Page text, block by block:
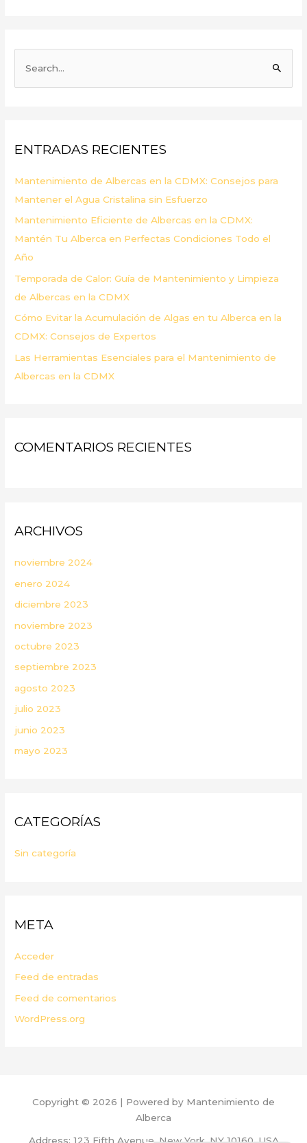
r
o
r
:
ENTRADAS RECIENTES
Mantenimiento de Albercas en la CDMX: Consejos para
Mantener el Agua Cristalina sin Esfuerzo
Mantenimiento Eficiente de Albercas en la CDMX:
Mantén Tu Alberca en Perfectas Condiciones Todo el
Año
Temporada de Calor: Guía de Mantenimiento y Limpieza
de Albercas en la CDMX
Cómo Evitar la Acumulación de Algas en tu Alberca en la
CDMX: Consejos de Expertos
Las Herramientas Esenciales para el Mantenimiento de
Albercas en la CDMX
COMENTARIOS RECIENTES
ARCHIVOS
noviembre 2024
enero 2024
diciembre 2023
noviembre 2023
octubre 2023
septiembre 2023
agosto 2023
julio 2023
junio 2023
mayo 2023
CATEGORÍAS
Sin categoría
META
Acceder
Feed de entradas
Feed de comentarios
WordPress.org
Copyright © 2026 | Powered by Mantenimiento de
Alberca
Address: 123 Fifth Avenue, New York, NY 10160, USA